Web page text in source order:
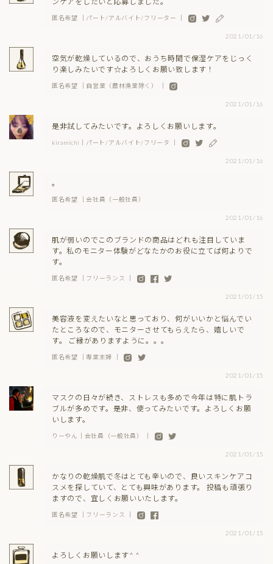
匿名希望 ｜パート/アルバイト/フリーター ｜
2021/01/16
空気が乾燥しているので、おうち時間で保湿ケアをじっく
り楽しみたいです☆よろしくお願い致します！
匿名希望 ｜自営業（農林漁業除く） ｜
2021/01/16
是非試してみたいです。よろしくお願いします。
kiramichi｜パート/アルバイト/フリータ ｜
2021/01/16
。
匿名希望 ｜会社員（一般社員）
2021/01/16
肌が弱いのでこのブランドの商品はどれも注目していま
す。私のモニター体験がどなたかのお役に立てば何よりで
す。
匿名希望 ｜フリーランス ｜
2021/01/15
美容液を変えたいなと思っており、何がいいかと悩んでい
たところなので、モニターさせてもらえたら、嬉しいで
す。 ご縁がありますように。。。
匿名希望 ｜専業主婦 ｜
2021/01/15
マスクの日々が続き、ストレスも多めで今年は特に肌トラ
ブルが多めです。是非、使ってみたいです。よろしくお願
いします。
りーやん｜会社員（一般社員） ｜
2021/01/15
かなりの乾燥肌で冬はとても辛いので、良いスキンケアコ
スメを探していて、とても興味があります。 投稿も頑張り
ますので、宜しくお願いいたします。
匿名希望 ｜フリーランス ｜
2021/01/15
よろしくお願いします^ ^